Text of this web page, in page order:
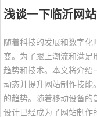
浅谈一下临沂网
随着科技的发展和数字
变。为了跟上潮流和满
趋势和技术。本文将介绍
动态并提升网站制作技能
的趋势。随着移动设备
设计已经成为了网站制作